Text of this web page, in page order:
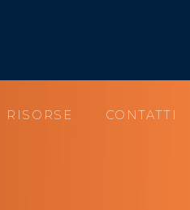
RISORSE CONTATTI